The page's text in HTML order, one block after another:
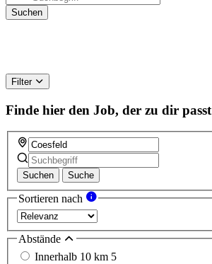
Filter
Finde hier den Job, der zu dir passt
Suchen Suche
Sortieren nach
Abstände
Innerhalb 10 km 5